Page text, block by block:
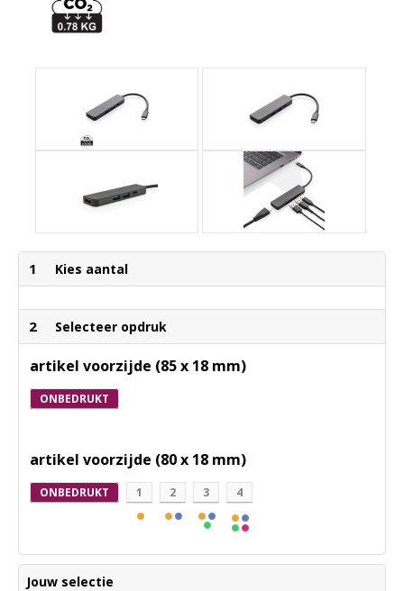
1 Kies aantal
2 Selecteer opdruk
artikel voorzijde (85 x 18 mm)
ONBEDRUKT
artikel voorzijde (80 x 18 mm)
ONBEDRUKT 1 2 3 4
Jouw selectie